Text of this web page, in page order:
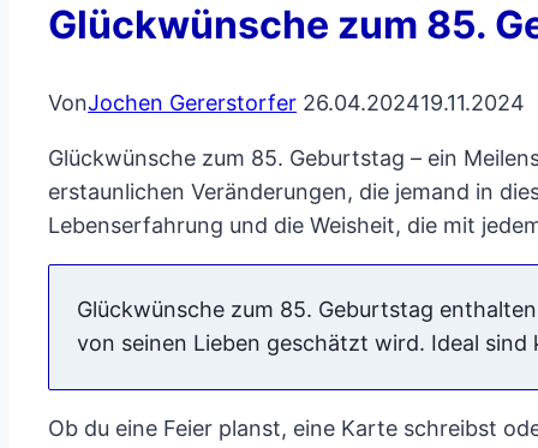
Glückwünsche zum 85.
VonJochen Gererstorfer 26.04.202419.11.2024
Glückwünsche zum 85. Geburtstag – ein
erstaunlichen Veränderungen, die jemand in
Lebenserfahrung und die Weisheit, die mit
Glückwünsche zum 85. Geburtstag
von seinen Lieben geschätzt wird. Ideal
Ob du eine Feier planst, eine Karte schreibst